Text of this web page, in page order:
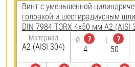
Винт с уменьшенной
головкой и шестирадиусным
DIN 7984 TORX 4х50 мм А2 (AISI
Материал
А2 (AISI 304)
Ø
?
4
L
?
50